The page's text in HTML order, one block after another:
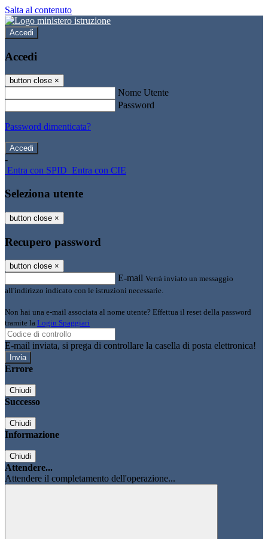
Salta al contenuto
Accedi
Accedi
button close ×
Nome Utente
Password
Password dimenticata?
-
Entra con SPID Entra con CIE
Seleziona utente
button close ×
Recupero password
button close ×
E-mail Verrà inviato un messaggio
all'indirizzo indicato con le istruzioni necessarie.
Non hai una e-mail associata al nome utente? Effettua il reset della password
tramite la Login Spaggiari
E-mail inviata, si prega di controllare la casella di posta elettronica!
Errore
Chiudi
Successo
Chiudi
Informazione
Chiudi
Attendere...
Attendere il completamento dell'operazione...